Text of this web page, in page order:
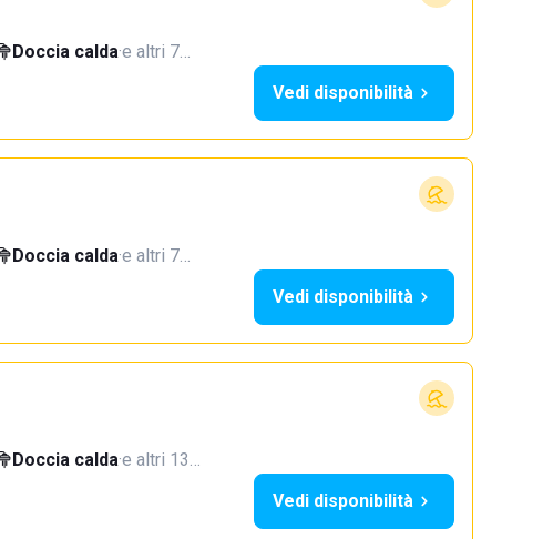
Doccia calda·e altri 7…
Vedi disponibilità
Doccia calda·e altri 7…
Vedi disponibilità
Doccia calda·e altri 13…
Vedi disponibilità